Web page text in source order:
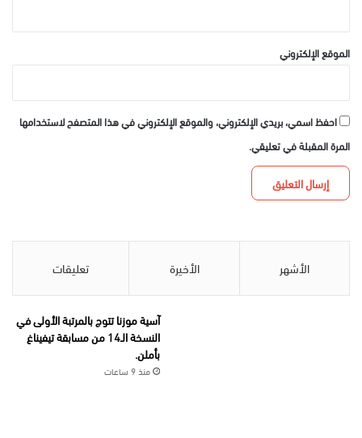
الموقع الإلكتروني
احفظ اسمي، بريدي الإلكتروني، والموقع الإلكتروني في هذا المتصفح لاستخدامها
المرة المقبلة في تعليقي.
الأشهر الأخيرة تعليقات
آسية موزنا تتوج بالمرتبة الأولى في
النسخة الـ14 من مسابقة تيفيناغ
بأملن.
منذ 9 ساعات